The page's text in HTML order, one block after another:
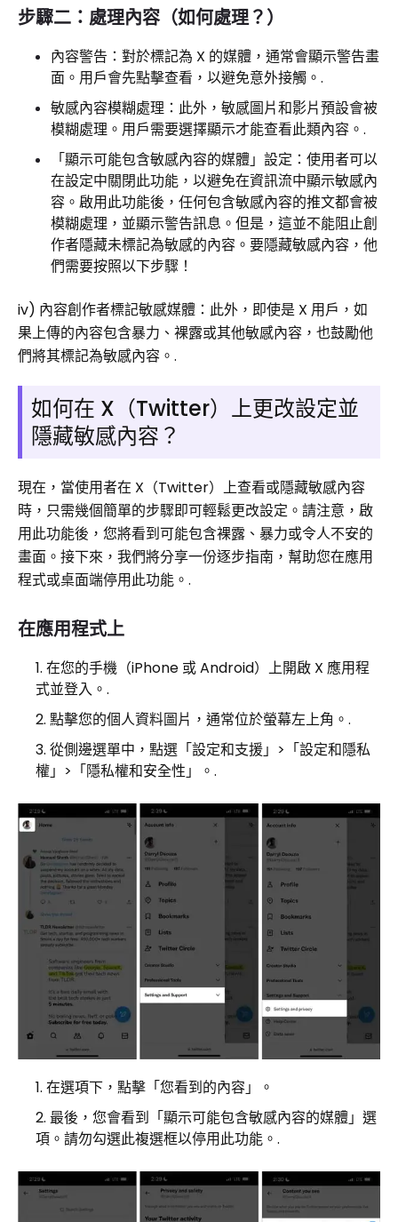
步驟二：處理內容（如何處理？）
內容警告：對於標記為 X 的媒體，通常會顯示警告畫
面。用戶會先點擊查看，以避免意外接觸。.
敏感內容模糊處理：此外，敏感圖片和影片預設會被
模糊處理。用戶需要選擇顯示才能查看此類內容。.
「顯示可能包含敏感內容的媒體」設定：使用者可以
在設定中關閉此功能，以避免在資訊流中顯示敏感內
容。啟用此功能後，任何包含敏感內容的推文都會被
模糊處理，並顯示警告訊息。但是，這並不能阻止創
作者隱藏未標記為敏感的內容。要隱藏敏感內容，他
們需要按照以下步驟！
iv) 內容創作者標記敏感媒體：此外，即使是 X 用戶，如
果上傳的內容包含暴力、裸露或其他敏感內容，也鼓勵他
們將其標記為敏感內容。.
如何在 X（Twitter）上更改設定並
隱藏敏感內容？
現在，當使用者在 X（Twitter）上查看或隱藏敏感內容
時，只需幾個簡單的步驟即可輕鬆更改設定。請注意，啟
用此功能後，您將看到可能包含裸露、暴力或令人不安的
畫面。接下來，我們將分享一份逐步指南，幫助您在應用
程式或桌面端停用此功能。.
在應用程式上
在您的手機（iPhone 或 Android）上開啟 X 應用程
式並登入。.
點擊您的個人資料圖片，通常位於螢幕左上角。.
從側邊選單中，點選「設定和支援」>「設定和隱私
權」>「隱私權和安全性」。.
在選項下，點擊「您看到的內容」。
最後，您會看到「顯示可能包含敏感內容的媒體」選
項。請勿勾選此複選框以停用此功能。.